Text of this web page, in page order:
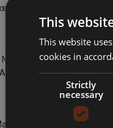
Rose poudré Touch ID
Avec Touch Id (2026)
Neo A18 Pro (2026)
This
This website
cookies in
Strictly
necessary